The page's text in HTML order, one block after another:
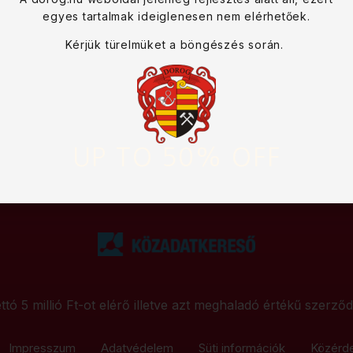
5 millió Ft-ot elérő illetve azt meghaladó értékű
Impresszum Adatvédelem Süti információk
egyes tartalmak ideiglenesen nem elérhetőek.
Kérjük türelmüket a böngészés során.